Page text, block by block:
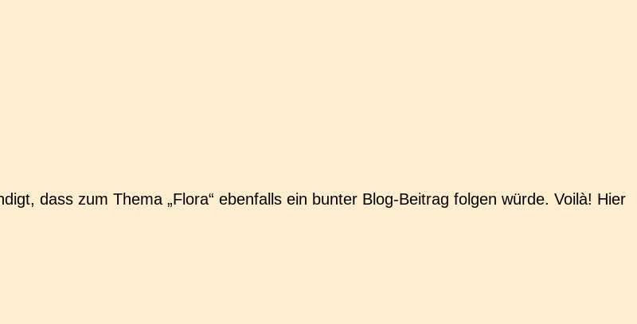
dass zum Thema „Flora“ eben­falls ein bunter Blog-Bei­­trag folgen würde. Voilà! Hier